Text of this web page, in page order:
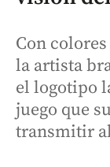
Con
la artista
el logotipo
juego que
transmitir